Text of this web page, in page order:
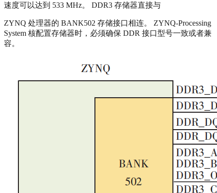
速度可以达到 533 MHz。 DDR3 存储器直接与
ZYNQ 处理器的 BANK502 存储接口相连。 ZYNQ-Processing
System 核配置存储器时，必须确保 DDR 接口型号一致或者兼
容。